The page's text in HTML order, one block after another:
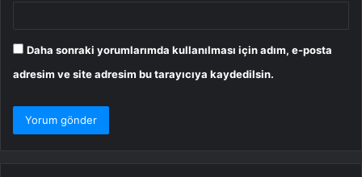
Daha sonraki yorumlarımda kullanılması için adım, e-posta
adresim ve site adresim bu tarayıcıya kaydedilsin.